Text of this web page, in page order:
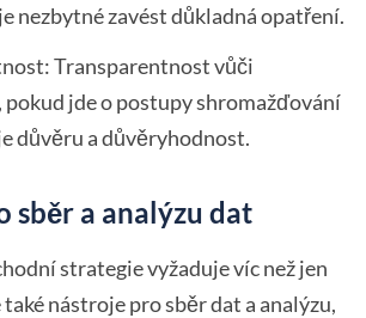
nezbytné zavést důkladná opatření.
Transparentnost vůči
pokud jde o postupy shromažďování
důvěru a důvěryhodnost.
sběr a analýzu dat
strategie vyžaduje víc než jen
nástroje pro sběr dat a analýzu,